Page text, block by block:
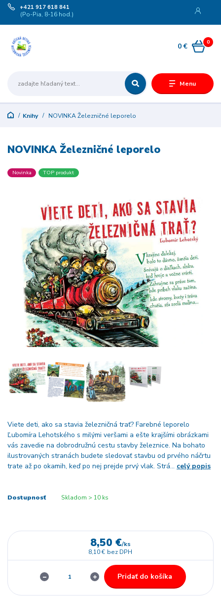
Menu
+421 917 618 841
(Po-Pia, 8-16 hod.)
0
0 €
Knihy NOVINKA Železničné leporelo
NOVINKA Železničné leporelo
Novinka TOP produkt
Viete deti, ako sa stavia železničná trať? Farebné leporelo
Ľubomíra Lehotského s milými veršami a ešte krajšími obrázkami
vás zavedie na dobrodružnú cestu stavby železnice. Na bohato
ilustrovaných stranách budete sledovať stavbu od prvého náčrtu
trate až po okamih, keď po nej prejde prvý vlak. Strá... celý popis
Dostupnosť Skladom > 10 ks
8,50 €/ks
8,10 € bez DPH
Pridať do košíka